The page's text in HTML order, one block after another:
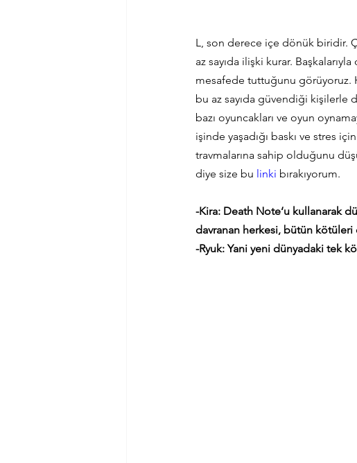
L, son derece içe dönük biridir.
az sayıda ilişki kurar.
mesafede tuttuğunu görüyoruz.
bu az sayıda güvendiği kişilerle
bazı oyuncakları ve oyun
işinde yaşadığı baskı ve stres
travmalarına sahip olduğunu
diye size bu linki bırakıyorum.
-Kira: Death Note‘u kullanarak
davranan herkesi, bütün
-Ryuk: Yani yeni dünyadaki tek